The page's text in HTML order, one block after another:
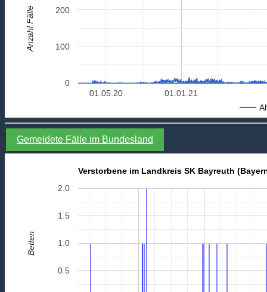
01.01.21
01.05.20
0
100
200
Anzahl Fälle
Gemeldete Fälle im Bundesland
Verstorbene im Landkreis SK Bayreuth
0.5
1.0
1.5
2.0
Betten